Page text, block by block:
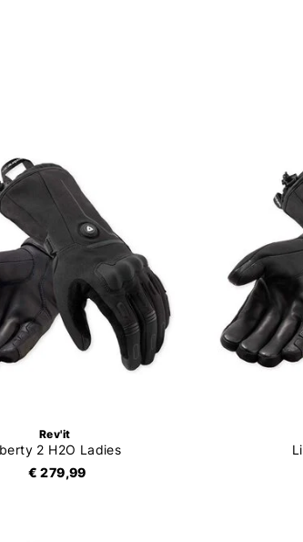
Rev'it
2 H2O Ladies
€ 279,99